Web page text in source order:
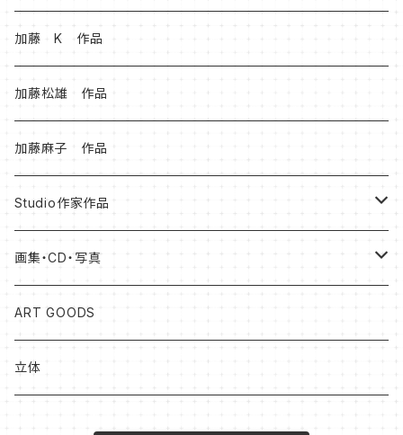
加藤 K 作品
加藤松雄 作品
加藤麻子 作品
Studio作家作品
松本健士作品
森 大地作品
足立ゆかり作品
画集・CD・写真
岡山知憲
加藤松雄
ART GOODS
立体